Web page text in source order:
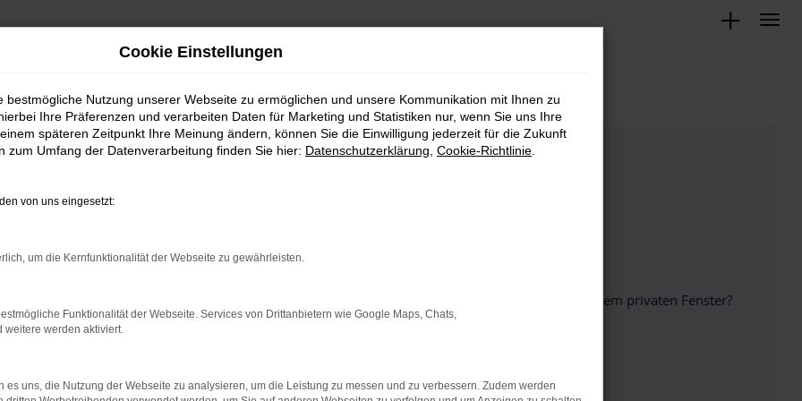
bestimmter Seiten verhindern. Funktioniert die Seite in einem anderen Browser oder in einem privaten Fenster?
beheben.
auf dem neuesten Stand sind.
kann auch dazu führen, dass bestimmte Funktionen nicht mehr unterstützt werden.
Cookie Einstellungen
bestmögliche Nutzung unserer Webseite zu ermöglichen und unsere Kommunikation mit Ihnen zu
Ihre Präferenzen und verarbeiten Daten für Marketing und Statistiken nur, wenn Sie uns Ihre
späteren Zeitpunkt Ihre Meinung ändern, können Sie die Einwilligung jederzeit für die Zukunft
zum Umfang der Datenverarbeitung finden Sie hier: Datenschutzerklärung Cookie-Richtlinie
von uns eingesetzt:
um die Kernfunktionalität der Webseite zu gewährleisten.
Funktionalität der Webseite. Services von Drittanbietern wie Google Maps, Chats,
weitere werden aktiviert.
es uns, die Nutzung der Webseite zu analysieren, um die Leistung zu messen und zu verbessern. Zudem werden